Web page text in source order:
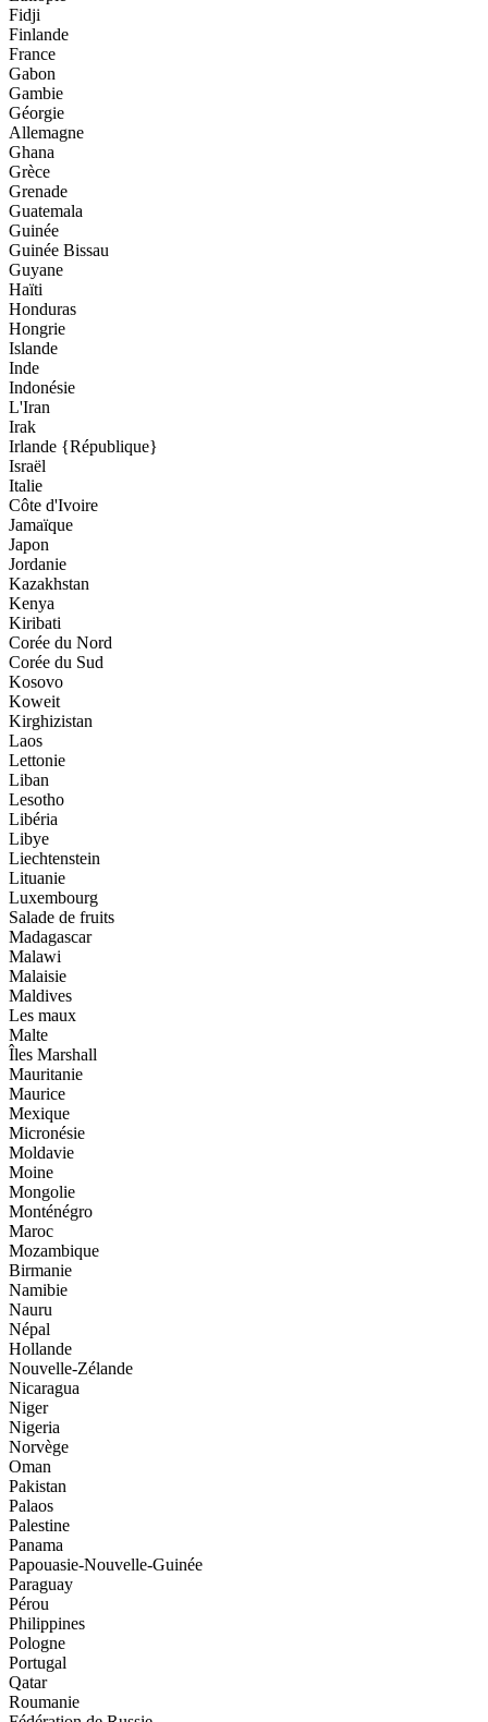
Fidji
Finlande
France
Gabon
Gambie
Géorgie
Allemagne
Ghana
Grèce
Grenade
Guatemala
Guinée
Guinée Bissau
Guyane
Haïti
Honduras
Hongrie
Islande
Inde
Indonésie
L'Iran
Irak
Irlande {République}
Israël
Italie
Côte d'Ivoire
Jamaïque
Japon
Jordanie
Kazakhstan
Kenya
Kiribati
Corée du Nord
Corée du Sud
Kosovo
Koweit
Kirghizistan
Laos
Lettonie
Liban
Lesotho
Libéria
Libye
Liechtenstein
Lituanie
Luxembourg
Salade de fruits
Madagascar
Malawi
Malaisie
Maldives
Les maux
Malte
Îles Marshall
Mauritanie
Maurice
Mexique
Micronésie
Moldavie
Moine
Mongolie
Monténégro
Maroc
Mozambique
Birmanie
Namibie
Nauru
Népal
Hollande
Nouvelle-Zélande
Nicaragua
Niger
Nigeria
Norvège
Oman
Pakistan
Palaos
Palestine
Panama
Papouasie-Nouvelle-Guinée
Paraguay
Pérou
Philippines
Pologne
Portugal
Qatar
Roumanie